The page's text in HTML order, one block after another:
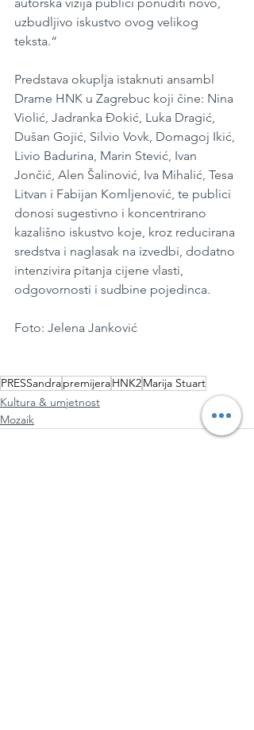
uzbudljivo iskustvo ovog velikog
teksta.“
Predstava okuplja istaknuti ansambl
Drame HNK u Zagrebuc koji čine: Nina
Violić, Jadranka Đokić, Luka Dragić,
Dušan Gojić, Silvio Vovk, Domagoj Ikić,
Livio Badurina, Marin Stević, Ivan
Jončić, Alen Šalinović, Iva Mihalić, Tesa
Litvan i Fabijan Komljenović, te publici
donosi sugestivno i koncentrirano
kazališno iskustvo koje, kroz reducirana
sredstva i naglasak na izvedbi, dodatno
intenzivira pitanja cijene vlasti,
odgovornosti i sudbine pojedinca.
Foto: Jelena Janković
PRESSandrapremijeraHNK2Marija Stuart
Kultura & umjetnost
Mozaik